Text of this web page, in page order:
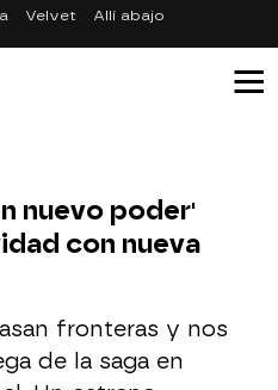
Velvet Allí abajo
nuevo poder'
con nueva
fronteras y nos
de la saga en